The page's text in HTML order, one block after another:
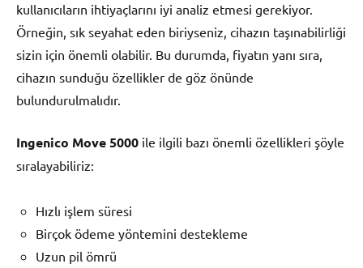
kullanıcıların ihtiyaçlarını iyi analiz etmesi gerekiyor.
Örneğin, sık seyahat eden biriyseniz, cihazın taşınabilirliği
sizin için önemli olabilir. Bu durumda, fiyatın yanı sıra,
cihazın sunduğu özellikler de göz önünde
bulundurulmalıdır.
Ingenico Move 5000 ile ilgili bazı önemli özellikleri şöyle
sıralayabiliriz:
Hızlı işlem süresi
Birçok ödeme yöntemini destekleme
Uzun pil ömrü